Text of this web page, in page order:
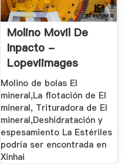
Molino Movil De
Inpacto -
Lopeviimages
Molino de bolas El
mineral,La flotación de El
mineral, Trituradora de El
mineral,Deshidratación y
espesamiento La Estériles
podría ser encontrada en
Xinhai